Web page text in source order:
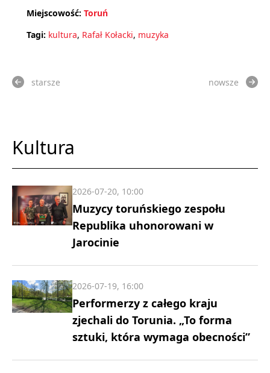
Miejscowość: Toruń
Tagi: kultura, Rafał Kołacki, muzyka
starsze nowsze
Kultura
Muzycy toruńskiego zespołu
Republika uhonorowani w
Jarocinie
2026-07-20, 10:00
Performerzy z całego kraju
zjechali do Torunia. „To forma
sztuki, która wymaga obecności”
2026-07-19, 16:00